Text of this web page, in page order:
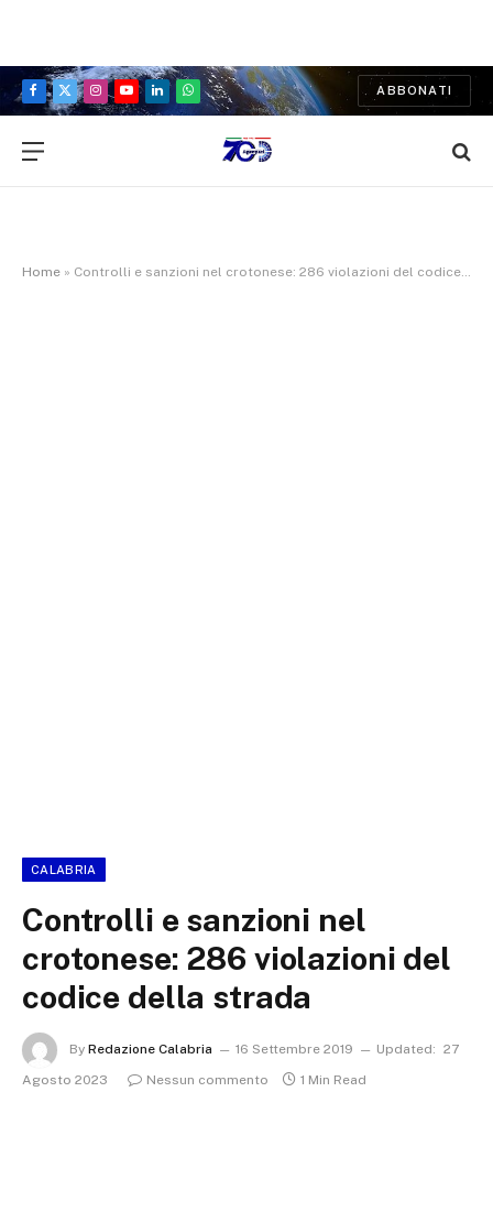
Facebook
X
Instagram
YouTubeLinkedInWhatsApp
ABBONATI
Home » Controlli e sanzioni nel crotonese: 286 violazioni del codice della strada
CALABRIA
Controlli e sanzioni nel
crotonese: 286 violazioni del
codice della strada
By Redazione Calabria 16 Settembre 2019 Updated: 27
Agosto 2023
Nessun commento 1 Min Read